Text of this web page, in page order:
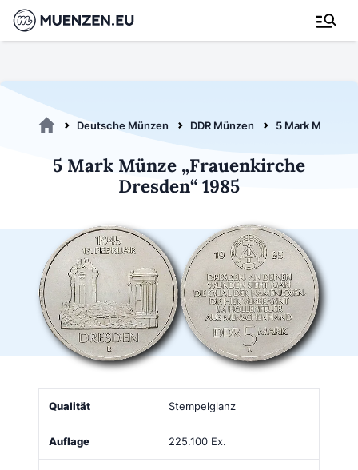
Deutsche Münzen DDR Münzen 5 Mark Münzen
5 Mark Münze „Frauenkirche
Dresden“ 1985
Qualität Wert Kaufen
Stempelglanz
225.100 Ex.